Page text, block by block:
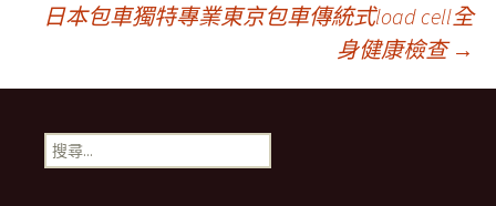
章
導
覽
日本包車獨特專業東京包車傳統式load cell全
身健康檢查 →
搜
尋